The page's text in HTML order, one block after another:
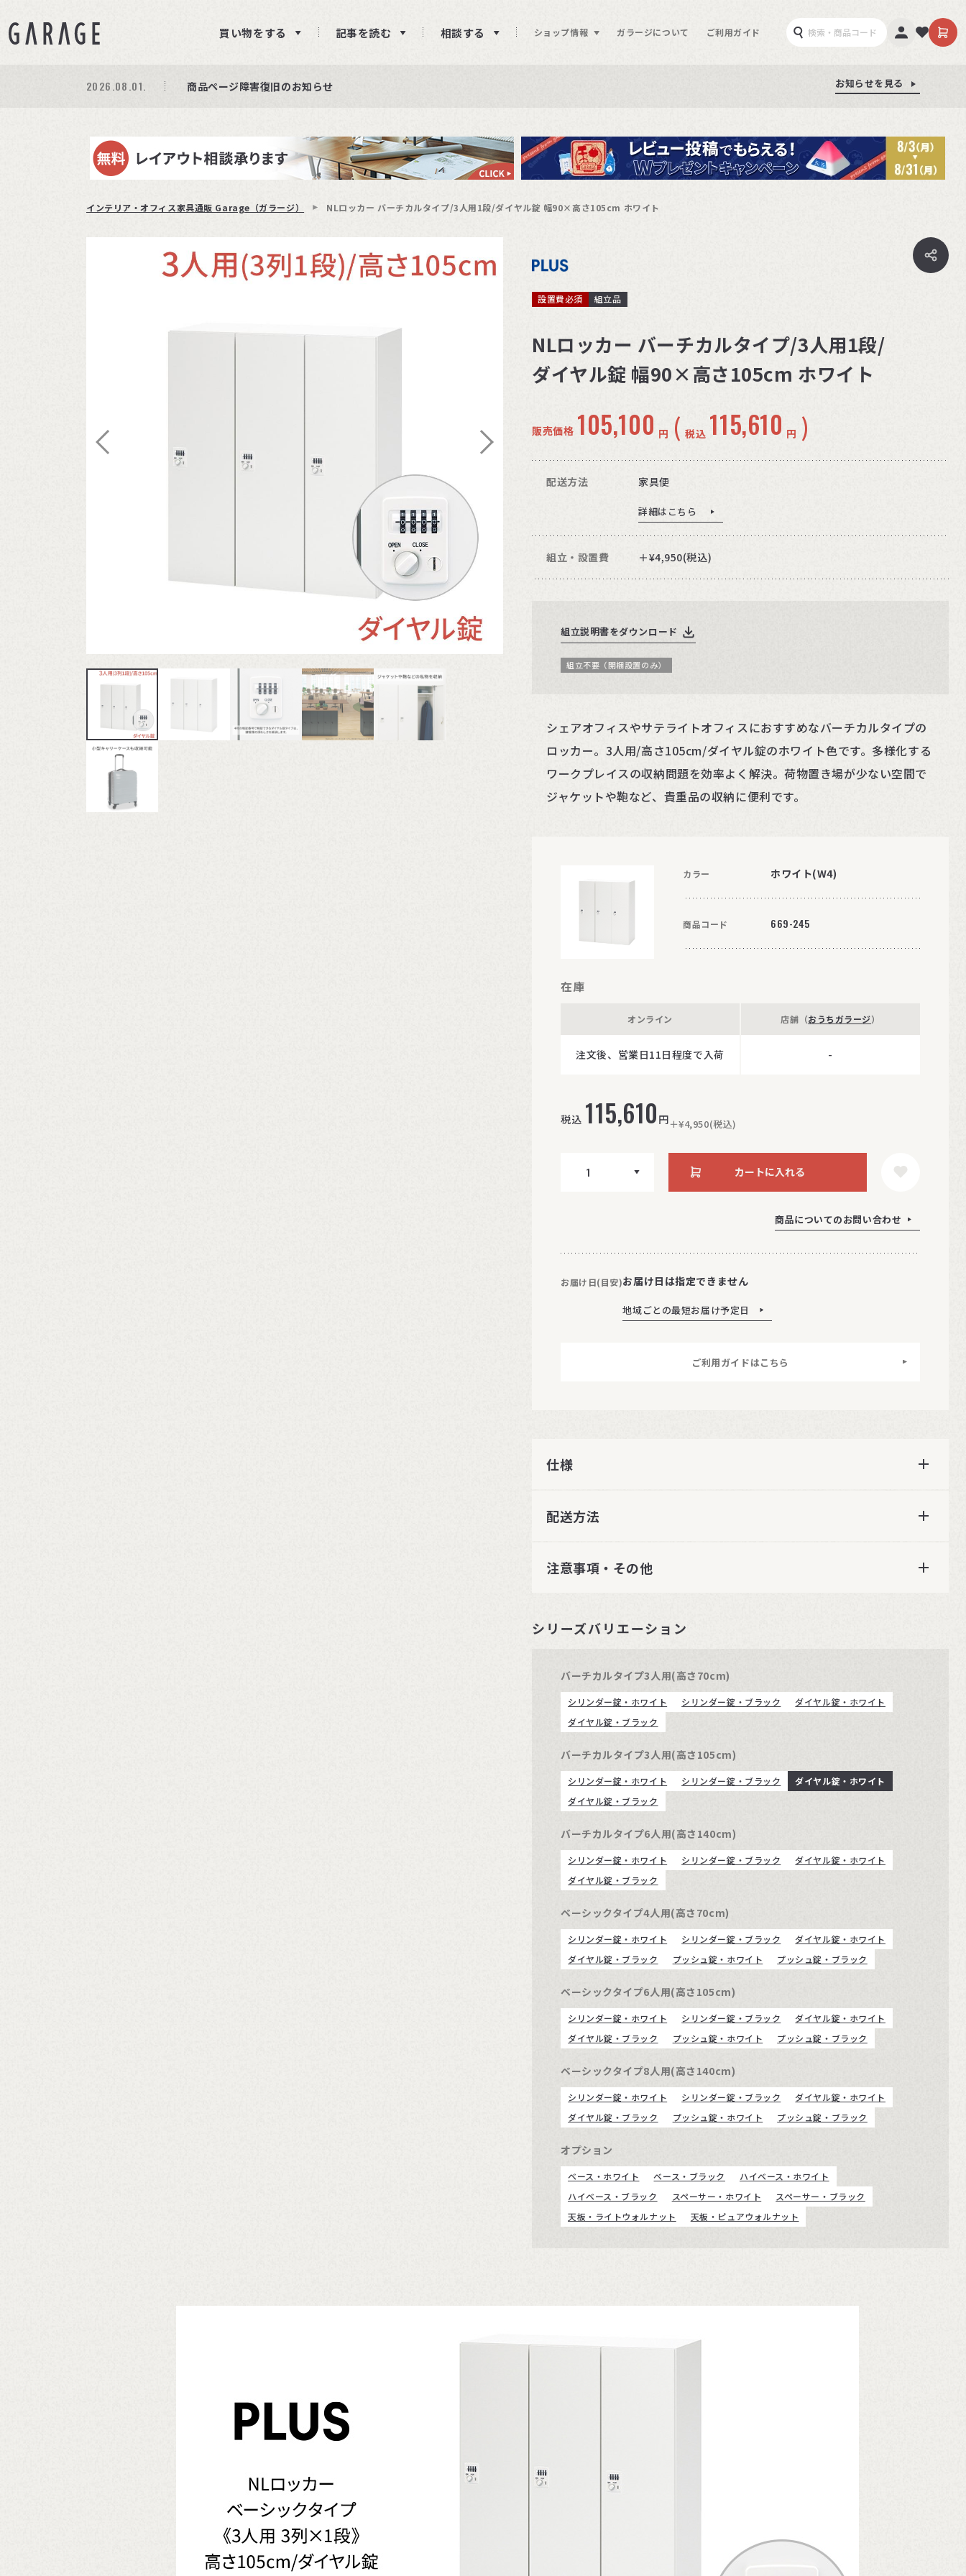
買い物をする 記事を読む 相談する ショップ情報 ガラージについて ご利用ガイド
期間限定プレゼント│レビュー投稿をお待ちしております お知らせを見る
2026.08.01. 商品ページ障害復旧のお知らせ お知らせを見る
2026.08.01. サイト障害のお知らせ(商品ページが正常に表示されない事象発生) お知らせを見る
インテリア・オフィス家具通販 Garage（ガラージ） NLロッカー バーチカルタイプ/3人用1段/ダイヤル錠 幅90×高さ105cm ホワイト
設置費必須 組立品
NLロッカー バーチカルタイプ/3人用1段/
ダイヤル錠 幅90×高さ105cm ホワイト
販売価格 105,100 円 ( 税込 115,610 円 )
配送方法 家具便
詳細はこちら
組立・設置費 ＋¥4,950(税込)
組立説明書をダウンロード
組立不要（開梱設置のみ）
シェアオフィスやサテライトオフィスにおすすめなバーチカルタイプの
ロッカー。3人用/高さ105cm/ダイヤル錠のホワイト色です。多様化する
ワークプレイスの収納問題を効率よく解決。荷物置き場が少ない空間で
ジャケットや鞄など、貴重品の収納に便利です。
カラー ホワイト(W4)
商品コード 669-245
在庫
オンライン
注文後、営業日11日程度で入荷
店舗（おうちガラージ）
-
税込 115,610 円＋¥4,950(税込)
カートに入れる
商品についてのお問い合わせ
お届け日(目安)お届け日は指定できません
地域ごとの最短お届け予定日
ご利用ガイドはこちら
仕様
配送方法
注意事項・その他
シリーズバリエーション
バーチカルタイプ3人用(高さ70cm)
シリンダー錠・ホワイト シリンダー錠・ブラック
ダイヤル錠・ホワイト
ダイヤル錠・ブラック
バーチカルタイプ3人用(高さ105cm)
シリンダー錠・ホワイト シリンダー錠・ブラック
ダイヤル錠・ホワイト
ダイヤル錠・ブラック
バーチカルタイプ6人用(高さ140cm)
シリンダー錠・ホワイト シリンダー錠・ブラック
ダイヤル錠・ホワイト
ダイヤル錠・ブラック
ベーシックタイプ4人用(高さ70cm)
シリンダー錠・ホワイト シリンダー錠・ブラック
ダイヤル錠・ホワイト
ダイヤル錠・ブラック
プッシュ錠・ホワイト プッシュ錠・ブラック
ベーシックタイプ6人用(高さ105cm)
シリンダー錠・ホワイト シリンダー錠・ブラック
ダイヤル錠・ホワイト
ダイヤル錠・ブラック
プッシュ錠・ホワイト プッシュ錠・ブラック
ベーシックタイプ8人用(高さ140cm)
シリンダー錠・ホワイト シリンダー錠・ブラック
ダイヤル錠・ホワイト
ダイヤル錠・ブラック
プッシュ錠・ホワイト プッシュ錠・ブラック
オプション
ベース・ホワイト ベース・ブラック
ハイベース・ホワイト
ハイベース・ブラック
スペーサー・ホワイト
スペーサー・ブラック
天板・ライトウォルナット
天板・ピュアウォルナット